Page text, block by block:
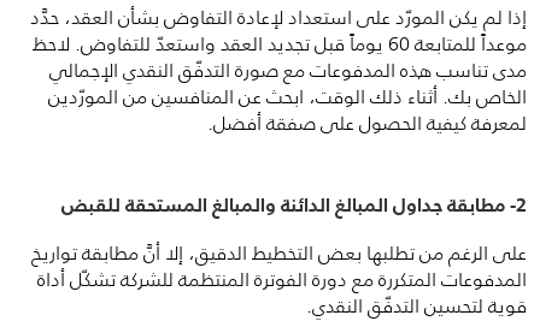
إذا لم يكن المورّد على استعداد لإعادة التفاوض بشأن العقد، حدَّد
موعداً للمتابعة 60 يوماً قبل تجديد العقد واستعدّ للتفاوض. لاحظ
مدى تناسب هذه المدفوعات مع صورة التدفّق النقدي الإجمالي
الخاص بك. أثناء ذلك الوقت، ابحث عن المنافسين من المورّدين
لمعرفة كيفية الحصول على صفقة أفضل.
2- مطابقة جداول المبالغ الدائنة والمبالغ المستحقة للقبض
على الرغم من تطلبها بعض التخطيط الدقيق، إلا أنَّ مطابقة تواريخ
المدفوعات المتكررة مع دورة الفوترة المنتظمة للشركة تشكّل أداة
قوية لتحسين التدفّق النقدي.